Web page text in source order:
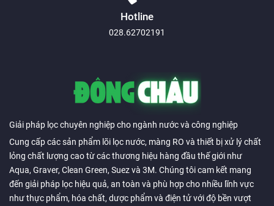
Hotline
028.62702191
Giải pháp lọc chuyên nghiệp cho ngành nước và công nghiệp
Cung cấp các sản phẩm lõi lọc nước, màng RO và thiết bị xử lý chất
lỏng chất lượng cao từ các thương hiệu hàng đầu thế giới như
Aqua, Graver, Clean Green, Suez và 3M. Chúng tôi cam kết mang
đến giải pháp lọc hiệu quả, an toàn và phù hợp cho nhiều lĩnh vực
như thực phẩm, hóa chất, dược phẩm và điện tử với độ bền vượt